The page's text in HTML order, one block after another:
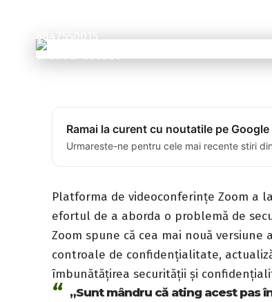
Ramai la curent cu noutatile pe Google
Urmareste-ne pentru cele mai recente stiri
Platforma devideoconferințe Zoom a
efortul de a aborda o problemă de
Zoom spune că cea mai nouă
controale de confidențialitate,
îmbunătățirea securității și
„Sunt mândru că ating acest pas